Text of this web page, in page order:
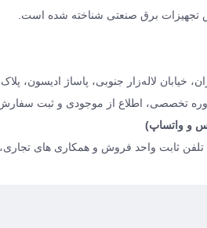
برق صنعتی شناخته شده است.
لاله‌زار جنوبی، پاساژ ادیسون، پلاک ۱۶، برق و صنعت جلیلی
تخصصی، اطلاع از موجودی و ثبت
ثابت واحد فروش و همکاری های تجاری،